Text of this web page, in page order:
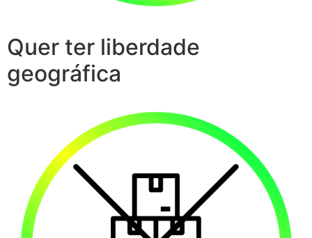
Quer ter liberdade
geográfica